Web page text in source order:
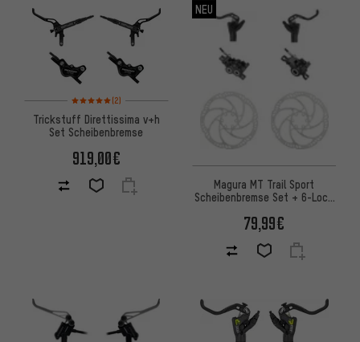
Bewertungen: 5 von 5 basierend auf 2 Bewertungen
(2)
Trickstuff Direttissima v+h
Set Scheibenbremse
919,00€
NEU
Magura MT Trail Sport
Scheibenbremse Set + 6-Loch
79,99€